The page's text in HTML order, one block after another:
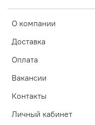
О компании
Доставка
Оплата
Вакансии
Контакты
Личный кабинет